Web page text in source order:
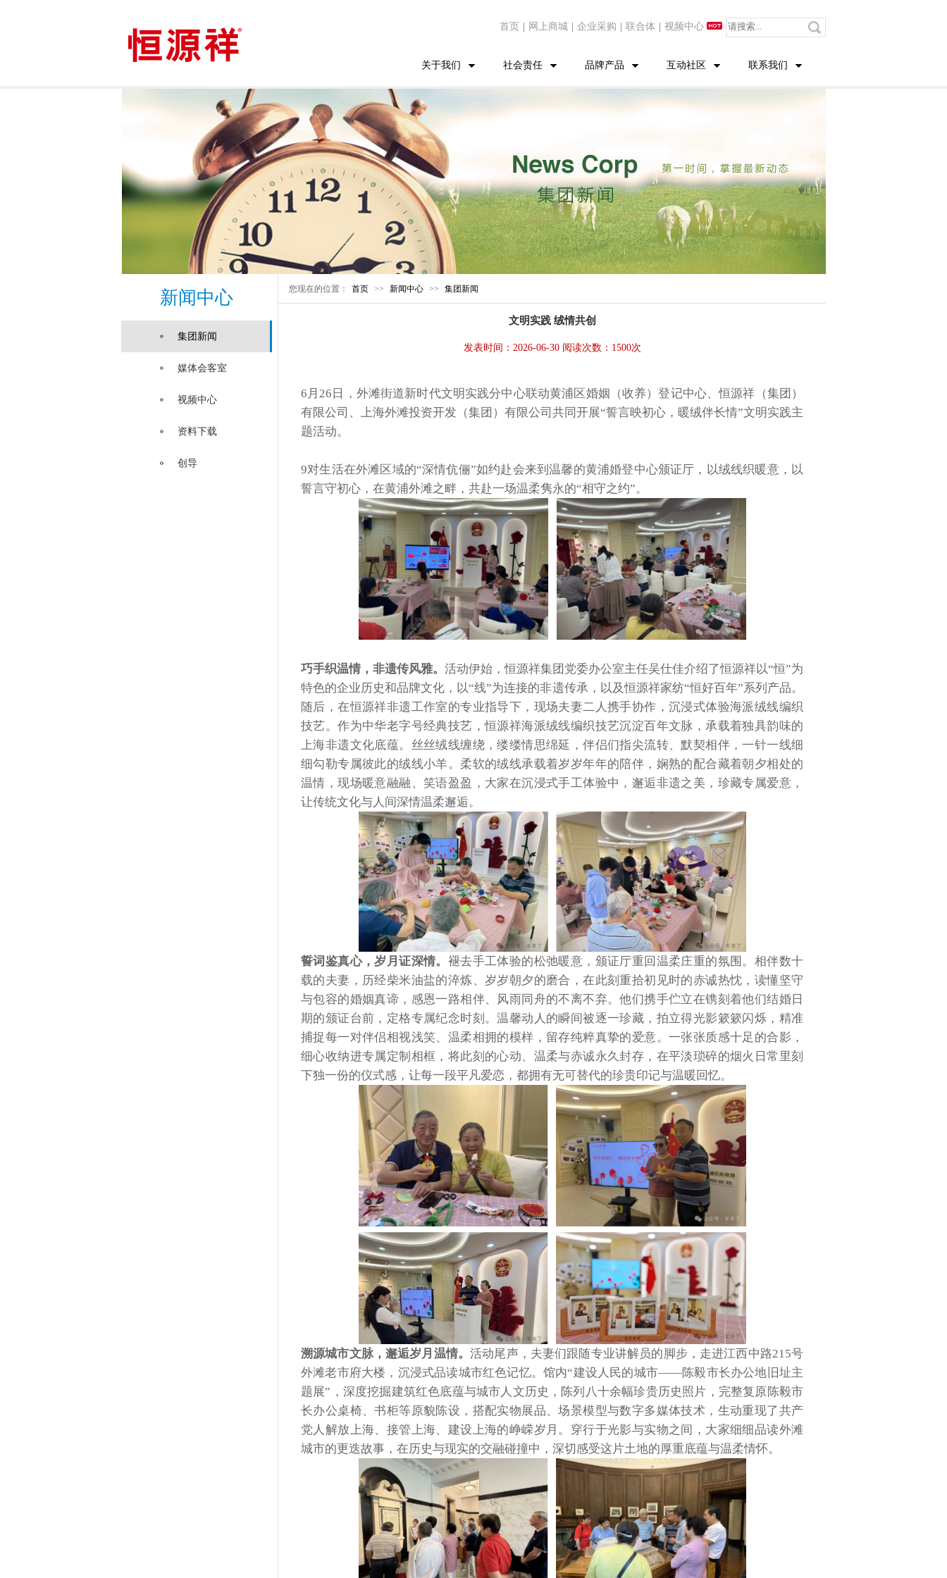
首页 网上商城 企业采购 联合体 视频中心
关于我们 社会责任 品牌产品 互动社区 联系我们
新闻中心
集团新闻
媒体会客室
视频中心
资料下载
创导
您现在的位置： 首页 >> 新闻中心 >> 集团新闻
文明实践 绒情共创
发表时间：2026-06-30 阅读次数：1500次
6月26日，外滩街道新时代文明实践分中心联动黄浦区婚姻（收养）登记中心、恒源祥（集团）
有限公司、上海外滩投资开发（集团）有限公司共同开展“誓言映初心，暖绒伴长情”文明实践主
题活动。
9对生活在外滩区域的“深情伉俪”如约赴会来到温馨的黄浦婚登中心颁证厅，以绒线织暖意，以
誓言守初心，在黄浦外滩之畔，共赴一场温柔隽永的“相守之约”。
巧手织温情，非遗传风雅。 活动伊始，恒源祥集团党委办公室主任吴仕佳介绍了恒源祥以“恒”为
特色的企业历史和品牌文化，以“线”为连接的非遗传承，以及恒源祥家纺“恒好百年”系列产品。
随后，在恒源祥非遗工作室的专业指导下，现场夫妻二人携手协作，沉浸式体验海派绒线编织
技艺。作为中华老字号经典技艺，恒源祥海派绒线编织技艺沉淀百年文脉，承载着独具韵味的
上海非遗文化底蕴。丝丝绒线缠绕，缕缕情思绵延，伴侣们指尖流转、默契相伴，一针一线细
细勾勒专属彼此的绒线小羊。柔软的绒线承载着岁岁年年的陪伴，娴熟的配合藏着朝夕相处的
温情，现场暖意融融、笑语盈盈，大家在沉浸式手工体验中，邂逅非遗之美，珍藏专属爱意，
让传统文化与人间深情温柔邂逅。
誓词鉴真心，岁月证深情。 褪去手工体验的松弛暖意，颁证厅重回温柔庄重的氛围。相伴数十
载的夫妻，历经柴米油盐的淬炼、岁岁朝夕的磨合，在此刻重拾初见时的赤诚热忱，读懂坚守
与包容的婚姻真谛，感恩一路相伴、风雨同舟的不离不弃。他们携手伫立在镌刻着他们结婚日
期的颁证台前，定格专属纪念时刻。温馨动人的瞬间被逐一珍藏，拍立得光影簌簌闪烁，精准
捕捉每一对伴侣相视浅笑、温柔相拥的模样，留存纯粹真挚的爱意。一张张质感十足的合影，
细心收纳进专属定制相框，将此刻的心动、温柔与赤诚永久封存，在平淡琐碎的烟火日常里刻
下独一份的仪式感，让每一段平凡爱恋，都拥有无可替代的珍贵印记与温暖回忆。
溯源城市文脉，邂逅岁月温情。活动尾声，夫妻们跟随专业讲解员的脚步，走进江西中路215号
外滩老市府大楼，沉浸式品读城市红色记忆。馆内“建设人民的城市——陈毅市长办公地旧址主
题展”，深度挖掘建筑红色底蕴与城市人文历史，陈列八十余幅珍贵历史照片，完整复原陈毅市
长办公桌椅、书柜等原貌陈设，搭配实物展品、场景模型与数字多媒体技术，生动重现了共产
党人解放上海、接管上海、建设上海的峥嵘岁月。穿行于光影与实物之间，大家细细品读外滩
城市的更迭故事，在历史与现实的交融碰撞中，深切感受这片土地的厚重底蕴与温柔情怀。